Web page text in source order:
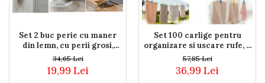
Cutii depozitare
Bureti de baie
Accesorii masaj
Organizare cosmetice si bijuterii
Set 2 buc perie cu maner
din lemn, cu perii grosi,
pentru suprafete dure,
gresie, ciment sau lemn
34,65 Lei
19,99 Lei
Set 100 carlige pentru
organizare si uscare rufe, 8
cm, polipropilena,
multicolor
57,85 Lei
36,99 Lei